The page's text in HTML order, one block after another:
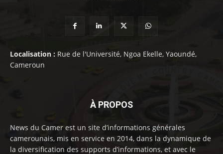
Localisation : Rue de l'Université, Ngoa Ekelle, Yaoundé,
Cameroun
À PROPOS
News du Camer est un site d’informations générales
camerounais, mis en service en 2014, dans la dynamique de
la diversification des supports d’informations, et avec le